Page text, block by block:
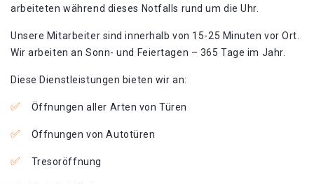
arbeiteten während dieses Notfalls rund um die Uhr.
Unsere Mitarbeiter sind innerhalb von 15-25 Minuten vor Ort.
Wir arbeiten an Sonn- und Feiertagen – 365 Tage im Jahr.
Diese Dienstleistungen bieten wir an:
Öffnungen aller Arten von Türen
Öffnungen von Autotüren
Tresoröffnung